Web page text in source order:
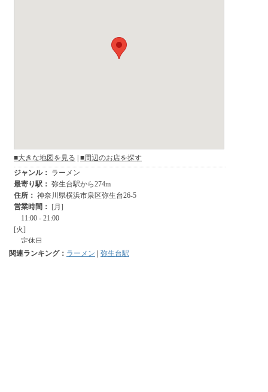
関連ランキング： ラーメン | 弥生台駅